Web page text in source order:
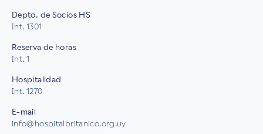
Depto. de Socios HS
Int. 1301
Reserva de horas
Int. 1
Hospitalidad
Int. 1270
E-mail
info@hospitalbritanico.org.uy